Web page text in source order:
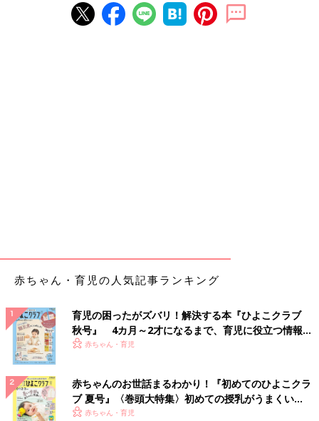
「寝る直前に出ないと言われても必ずトイレに行くことを習慣に
時はトイレにもう一度連れて行ってみて」
という声も。
トイレトレーニングや夜のおむつはずしは、脳と体の発達と同時
に、お兄ちゃん・お姉ちゃんみたいになりたいという子どもの意
識も影響してきます。
いつかは外れることなので、ママ・パパは焦ることなく、その子
なりの成長を見守るスタンスで。子どもには、気持ちよくおむつ
を卒業させてあげたいですものね。
（文・井上裕紀子）
赤ちゃん・育児の人気記事ランキング
育児の困ったがズバリ！解決する本『ひよこクラブ
秋号』 4カ月～2才になるまで、育児に役立つ情報が
いっぱい！
赤ちゃん・育児
赤ちゃんのお世話まるわかり！『初めてのひよこクラ
ブ 夏号』〈巻頭大特集〉初めての授乳がうまくい
く！ おっぱい・ミルクの基本と夏のトラブル 解決テ
赤ちゃん・育児